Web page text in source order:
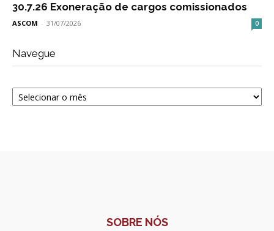
30.7.26 Exoneração de cargos comissionados
ASCOM - 31/07/2026 0
Navegue
Navegue
SOBRE NÓS